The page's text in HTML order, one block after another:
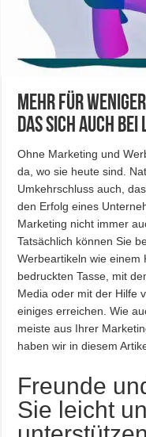
Mehr für
das sich auch
Ohne Marketing und
da, wo sie heute sind.
Umkehrschluss auch,
den Erfolg eines
Marketing nicht immer
Tatsächlich können Sie
Werbeartikeln wie einem
bedruckten Tasse, mit
Media oder mit der Hilfe
einiges erreichen. Wie
meiste aus Ihrer
haben wir in diesem
Freunde
Sie leicht